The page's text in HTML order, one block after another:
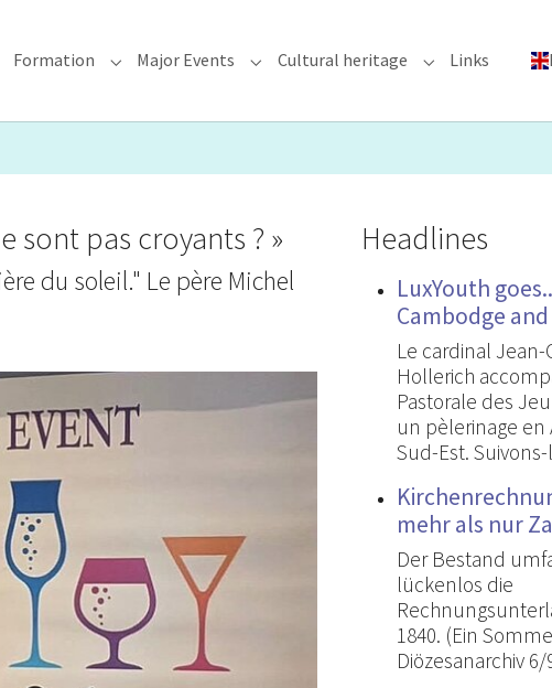
& Pastoral care"
for "Solidarity"
Formation Submenu for "Formation"
Major Events Submenu for "Major Events"
Cultural heritage Submenu for
Links
sont pas croyants ? »
du soleil." Le père Michel
Headlines
LuxYouth
Cambodge
Le cardinal Jean-
Hollerich
Pastorale des
un pèlerinage en
Sud-Est.
mehr als nur
Der Bestand
lückenlos die
1840. (Ein
Diözesanarchiv 6/